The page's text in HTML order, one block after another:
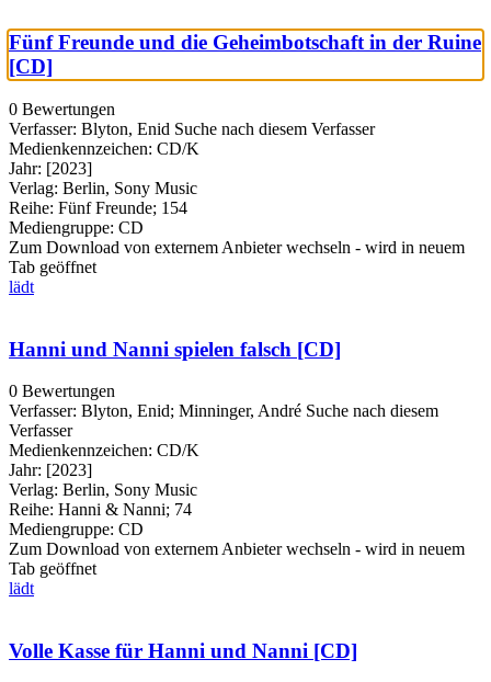
Fünf Freunde und die Geheimbotschaft in der Ruine
[CD]
0 Bewertungen
Verfasser: Blyton, Enid Suche nach diesem Verfasser
Medienkennzeichen: CD/K
Jahr: [2023]
Verlag: Berlin, Sony Music
Reihe: Fünf Freunde; 154
Mediengruppe: CD
Zum Download von externem Anbieter wechseln - wird in neuem
Tab geöffnet
lädt
Hanni und Nanni spielen falsch [CD]
0 Bewertungen
Verfasser: Blyton, Enid; Minninger, André Suche nach diesem
Verfasser
Medienkennzeichen: CD/K
Jahr: [2023]
Verlag: Berlin, Sony Music
Reihe: Hanni & Nanni; 74
Mediengruppe: CD
Zum Download von externem Anbieter wechseln - wird in neuem
Tab geöffnet
lädt
Volle Kasse für Hanni und Nanni [CD]